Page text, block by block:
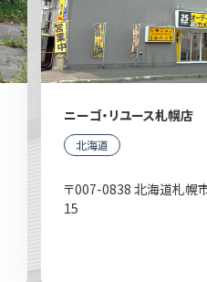
ニーゴ・リユース札幌店
北海道
〒007-0838 北海道札幌
15